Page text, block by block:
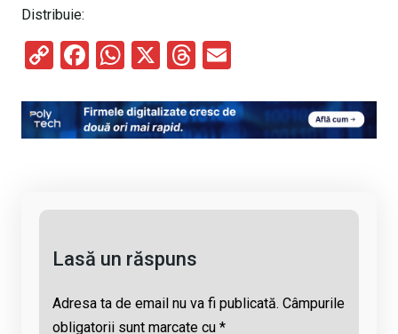
Distribuie:
C
py
Li
F
ce
b
W
at
s
X
T
e
a
ail
Lasă un răspuns
Adresa ta de email nu va fi publicată. Câmpurile
obligatorii sunt marcate cu *